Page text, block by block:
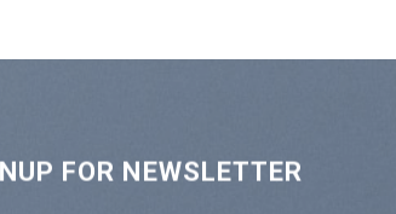
FOR NEWSLETTER